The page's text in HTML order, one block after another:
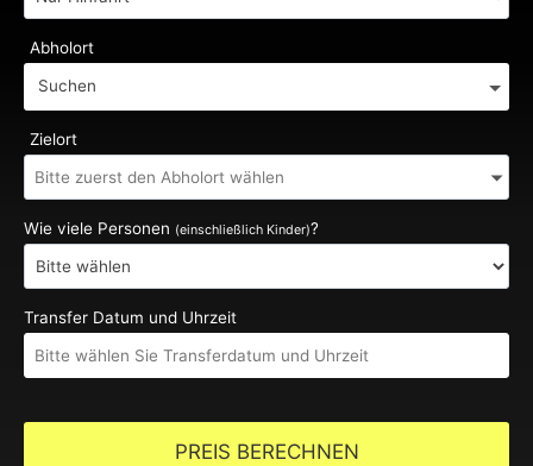
Abholort
Suchen
Zielort
Wie viele Personen (einschließlich Kinder)?
Transfer Datum und Uhrzeit
PREIS BERECHNEN